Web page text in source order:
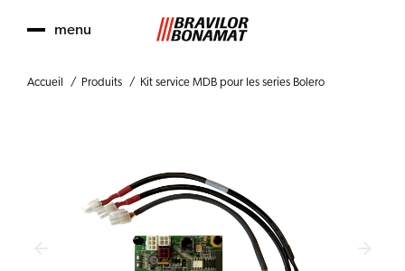
menu
Accueil Produits Kit service MDB pour les series Bolero